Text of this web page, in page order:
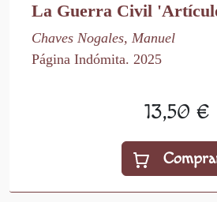
La Guerra Civil
Chaves Nogales, Manuel
Página Indómita. 2025
13,50 €